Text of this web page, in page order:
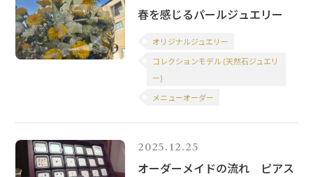
春を感じるパールジュエリー
オリジナルジュエリー
コレクションモデル (天然石ジュエリ
ー)
メニューオーダー
2025.12.25
オーダーメイドの流れ ピアス